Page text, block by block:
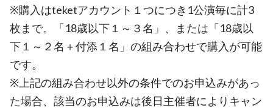
※購入はteketアカウント１つにつき1公演毎に計3
枚まで。「18歳以下１～３名」、または「18歳以
下１～２名＋付添１名」の組み合わせで購入が可能
です。
※上記の組み合わせ以外の条件でのお申込みがあっ
た場合、該当のお申込みは後日主催者によりキャン